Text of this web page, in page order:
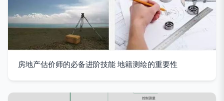
房地产估价师的必备进阶技能 地籍测绘的重要性